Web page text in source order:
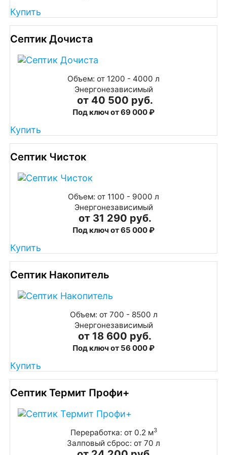
Купить
Септик Дочиста
Объем: от 1200 - 4000 л
Энергонезависимый
от 40 500 руб.
Под ключ от 69 000 ₽
Купить
Септик Чисток
Объем: от 1100 - 9000 л
Энергонезависимый
от 31 290 руб.
Под ключ от 65 000 ₽
Купить
Септик Накопитель
Объем: от 700 - 8500 л
Энергонезависимый
от 18 600 руб.
Под ключ от 56 000 ₽
Купить
Септик Термит Профи+
Переработка: от 0.2 м3
Залповый сброс: от 70 л